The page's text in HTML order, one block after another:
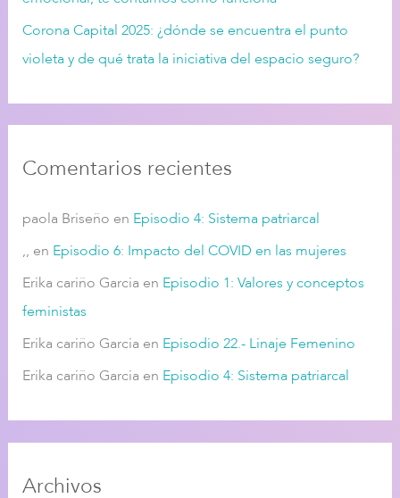
Corona Capital 2025: ¿dónde se encuentra el punto
violeta y de qué trata la iniciativa del espacio seguro?
Comentarios recientes
paola Briseño en Episodio 4: Sistema patriarcal
,, en Episodio 6: Impacto del COVID en las mujeres
Erika cariño Garcia en Episodio 1: Valores y conceptos
feministas
Erika cariño Garcia en Episodio 22.- Linaje Femenino
Erika cariño Garcia en Episodio 4: Sistema patriarcal
Archivos